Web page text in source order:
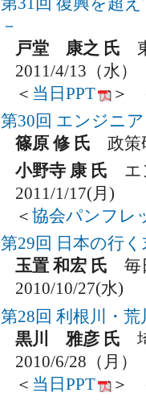
－
戸堂 康之 氏
2011/4/13（水）
＜ 当日PPT
＞
第30回 エンジニ
篠原 修 氏 政策
小野寺 康 氏 エ
2011/1/17(月)
＜協会パンフレ
第29回 日本の行く
玉置 和宏 氏 毎
2010/10/27(水)
第28回 利根川・
黒川 雅彦 氏
2010/6/28（月）
＜ 当日PPT
＞